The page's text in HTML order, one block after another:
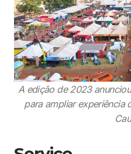
A edição de 2023
para ampliar experiência